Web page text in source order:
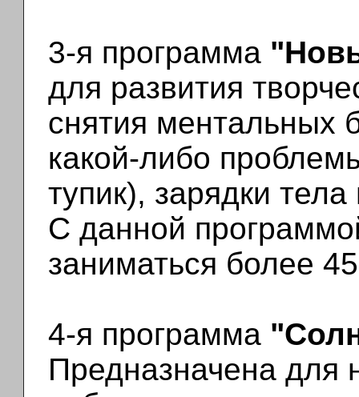
3-я программа
для развития
снятия ментальных
какой-либо
тупик), зарядки
С данной
заниматься более
4-я программа
Предназначена для